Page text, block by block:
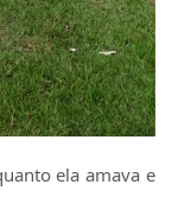
ela amava e